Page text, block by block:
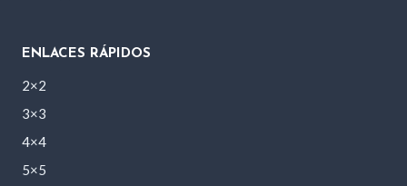
ENLACES RÁPIDOS
2×2
3×3
4×4
5×5